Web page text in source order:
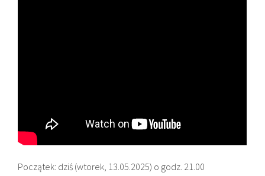
Początek: dziś (wtorek, 13.05.2025) o godz. 21.00